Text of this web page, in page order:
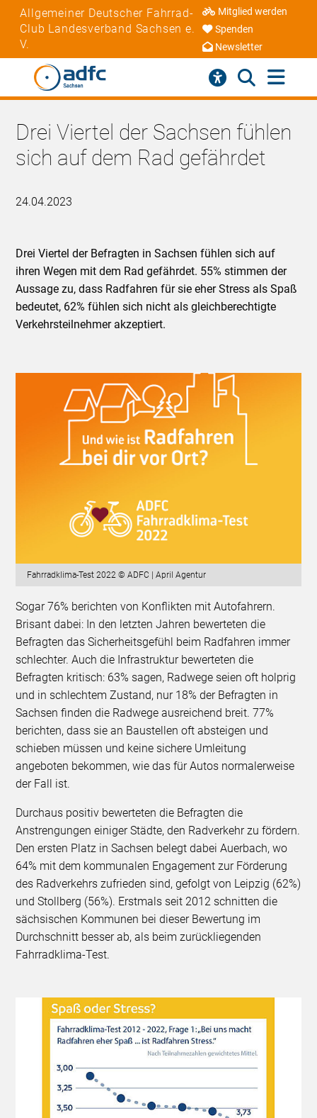
Allgemeiner Deutscher Fahrrad-
Club Landesverband Sachsen e.
V.
Mitglied werden
Spenden
Newsletter
Drei Viertel der Sachsen fühlen
sich auf dem Rad gefährdet
24.04.2023
Drei Viertel der Befragten in Sachsen fühlen sich auf
ihren Wegen mit dem Rad gefährdet. 55% stimmen der
Aussage zu, dass Radfahren für sie eher Stress als Spaß
bedeutet, 62% fühlen sich nicht als gleichberechtigte
Verkehrsteilnehmer akzeptiert.
Fahrradklima-Test 2022 © ADFC | April Agentur
Sogar 76% berichten von Konflikten mit Auto­fah­rern.
Brisant dabei: In den letzten Jahren bewerteten die
Befragten das Sicherheitsgefühl beim Radfahren immer
schlechter. Auch die Infrastruktur bewerteten die
Befragten kritisch: 63% sagen, Radwege seien oft holprig
und in schlechtem Zustand, nur 18% der Befragten in
Sachsen finden die Radwege ausreichend breit. 77%
berichten, dass sie an Baustellen oft absteigen und
schieben müssen und keine sichere Umleitung
angeboten bekommen, wie das für Autos normalerweise
der Fall ist.
Durchaus positiv bewerteten die Befragten die
Anstrengungen einiger Städte, den Radverkehr zu fördern.
Den ersten Platz in Sachsen belegt dabei Auerbach, wo
64% mit dem kommunalen Engagement zur Förderung
des Radverkehrs zufrieden sind, gefolgt von Leipzig (62%)
und Stollberg (56%). Erstmals seit 2012 schnitten die
sächsischen Kommunen bei dieser Bewertung im
Durchschnitt besser ab, als beim zurückliegenden
Fahrradklima-Test.